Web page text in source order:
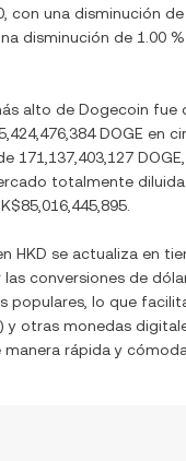
, con una disminución de
disminución de 1.00 %
alto de Dogecoin fue
DOGE en
171,137,403,127 DOGE
totalmente diluida
HKD se actualiza en
conversiones de
populares, lo que
) y otras monedas
manera rápida y cómoda.